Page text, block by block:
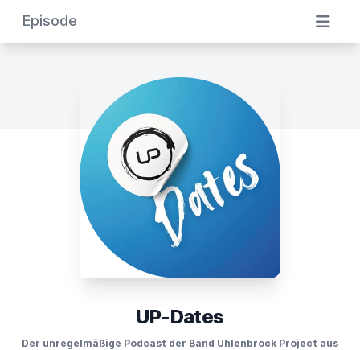
Episode
UP-Dates
Der unregelmäßige Podcast der Band Uhlenbrock Project aus